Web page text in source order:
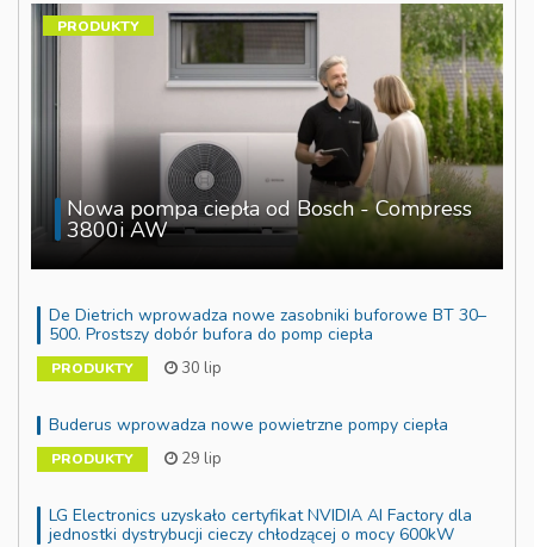
Nowa pompa ciepła od Bosch - Compress
3800i AW
PRODUKTY
De Dietrich wprowadza nowe zasobniki buforowe BT 30–
500. Prostszy dobór bufora do pomp ciepła
PRODUKTY 30 lip
Buderus wprowadza nowe powietrzne pompy ciepła
PRODUKTY 29 lip
LG Electronics uzyskało certyfikat NVIDIA AI Factory dla
jednostki dystrybucji cieczy chłodzącej o mocy 600kW